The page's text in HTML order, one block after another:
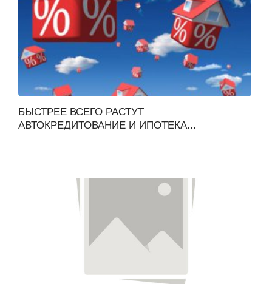
БЫСТРЕЕ ВСЕГО РАСТУТ
АВТОКРЕДИТОВАНИЕ И ИПОТЕКА...